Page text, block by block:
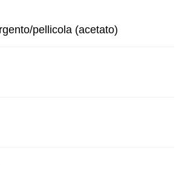
pellicola (acetato)